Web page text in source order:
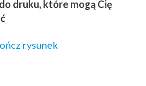
druku, które mogą Cię
rysunek